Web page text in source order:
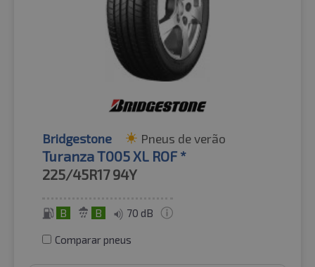
Bridgestone Pneus de verão
Turanza T005 XL ROF *
225/45R17 94Y
B B 70 dB
Comparar pneus